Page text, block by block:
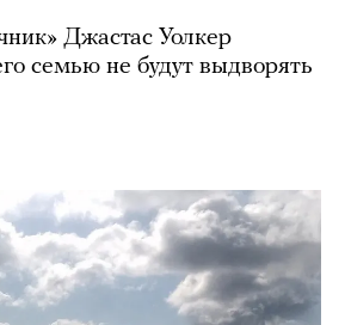
Джастас Уолкер
семью не будут выдворять